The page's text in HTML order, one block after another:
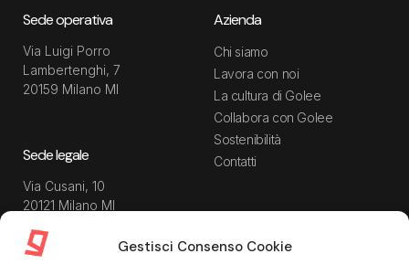
Gestisci Consenso Cookie
Sede operativa
Via Luigi Porro
Lambertenghi, 7
20159 Milano MI
Sede legale
Via Cusani, 10
20121 Milano MI
Azienda
Chi siamo
Lavora con noi
La cultura di Golee
Collabora con Golee
Sostenibilità
Contatti